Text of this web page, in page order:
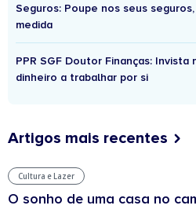
Seguros: Poupe nos seus
medida
PPR SGF Doutor Finanças: Invista
dinheiro a trabalhar por si
Artigos mais recentes
Cultura e Lazer
O sonho de uma casa no